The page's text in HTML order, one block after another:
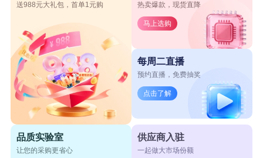
送988元大礼包，首单1元购 热卖爆款，现货直降
马上选购
每周二直播
预约直播，免费抽奖
点击了解
品质实验室
让您的采购更省心
供应商入驻
一起做大市场份额